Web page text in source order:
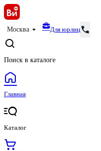
Москва Для юрлиц
Поиск в каталоге
Главная
Каталог